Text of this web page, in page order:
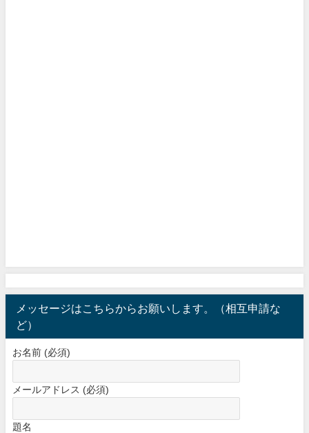
メッセージはこちらからお願いします。（相互申請な
ど）
お名前 (必須)
メールアドレス (必須)
題名